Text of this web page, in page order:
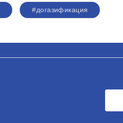
#догазификация